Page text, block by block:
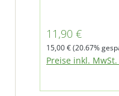
Verkaufspreis:
11,90 €
Regulärer Preis:
15,00 €(20.67%
Preise inkl.